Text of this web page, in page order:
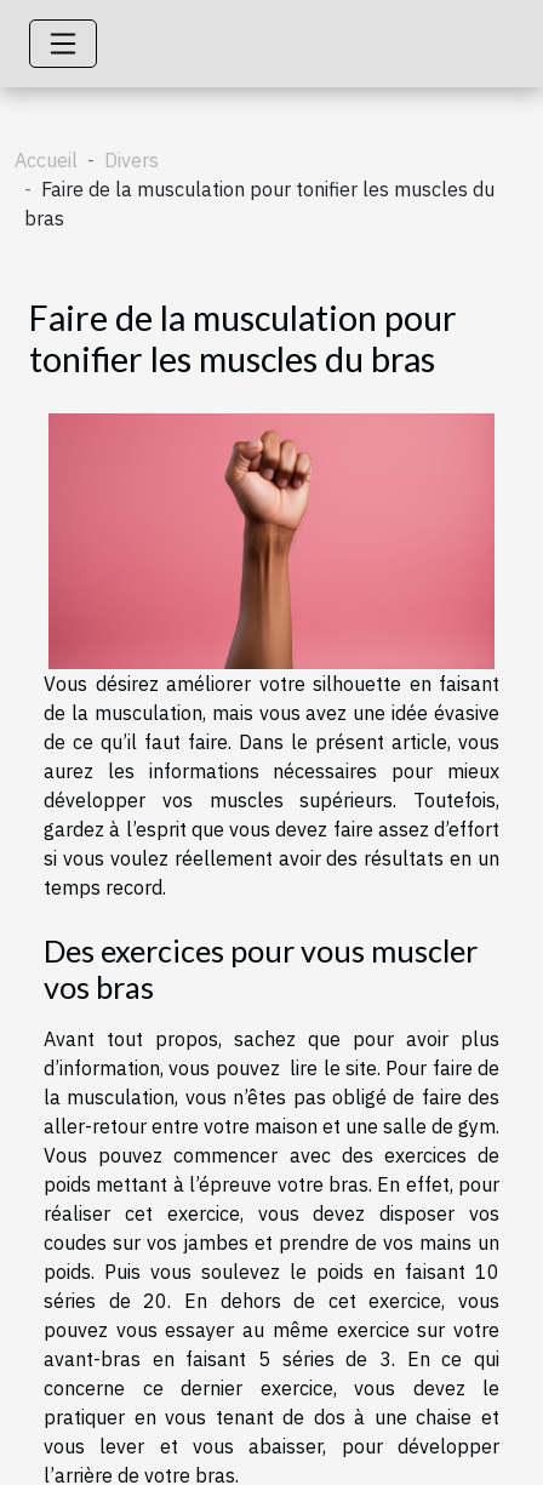
Accueil
Divers
Faire de la musculation pour tonifier les muscles du
bras
Faire de la musculation pour
tonifier les muscles du bras
Vous désirez améliorer votre silhouette en faisant
de la musculation, mais vous avez une idée évasive
de ce qu’il faut faire. Dans le présent article, vous
aurez les informations nécessaires pour mieux
développer vos muscles supérieurs. Toutefois,
gardez à l’esprit que vous devez faire assez d’effort
si vous voulez réellement avoir des résultats en un
temps record.
Des exercices pour vous muscler
vos bras
Avant tout propos, sachez que pour avoir plus
d’information, vous pouvez lire le site. Pour faire de
la musculation, vous n’êtes pas obligé de faire des
aller-retour entre votre maison et une salle de gym.
Vous pouvez commencer avec des exercices de
poids mettant à l’épreuve votre bras. En effet, pour
réaliser cet exercice, vous devez disposer vos
coudes sur vos jambes et prendre de vos mains un
poids. Puis vous soulevez le poids en faisant 10
séries de 20. En dehors de cet exercice, vous
pouvez vous essayer au même exercice sur votre
avant-bras en faisant 5 séries de 3. En ce qui
concerne ce dernier exercice, vous devez le
pratiquer en vous tenant de dos à une chaise et
vous lever et vous abaisser, pour développer
l’arrière de votre bras.